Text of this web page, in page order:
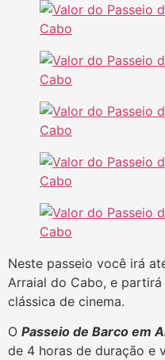
Neste passeio você irá
Arraial do Cabo, e
clássica de cinema.
O Passeio de Barco em
de 4 horas de duração e